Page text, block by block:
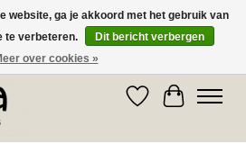
EN GRATIS VERZENDING VANAF € 75,00
Verlanglijst
website, ga je akkoord met het gebruik van
te verbeteren.
Dit bericht verbergen
over cookies »